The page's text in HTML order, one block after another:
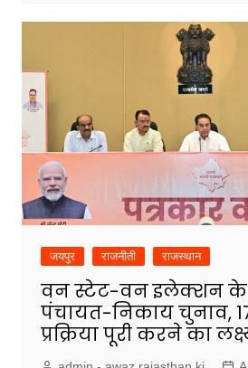
जयपुर राजनीती राजस्थान
वन स्टेट-वन इलेक्शन के
पंचायत-निकाय चुनाव,
प्रक्रिया पूरी करने का